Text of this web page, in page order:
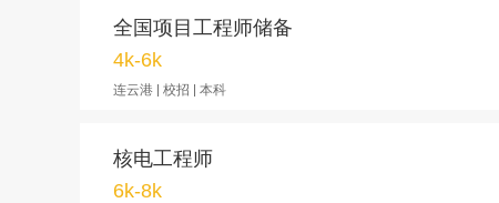
全国项目工程师储备
4k-6k
连云港 | 校招 | 本科
核电工程师
6k-8k